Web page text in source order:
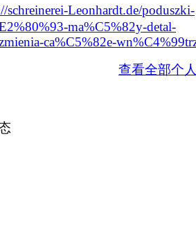
schreinerei-Leonhardt.de/poduszki-
ma%C5%82y-detal-
ca%C5%82e-
查看全部个